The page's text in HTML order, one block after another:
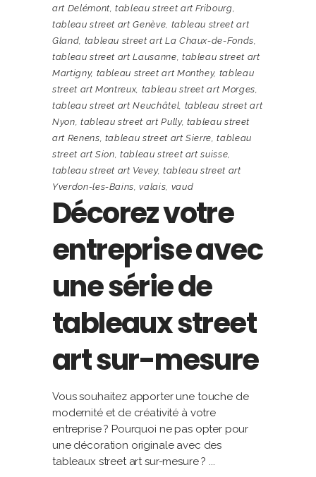
art Delémont,tableau street art Fribourg,
tableau street art Genève, tableau street art
Gland, tableau street art La Chaux-de-Fonds,
tableau street art Lausanne, tableau street art
Martigny, tableau street art Monthey, tableau
street art Montreux, tableau street art Morges,
tableau street art Neuchâtel, tableau street art
Nyon, tableau street art Pully, tableau street
art Renens, tableau street art Sierre,tableau
street art Sion,tableau street art suisse,
tableau street art Vevey, tableau street art
Yverdon-les-Bains,valais, vaud
Décorez votre
entreprise avec
une série de
tableaux street
art sur-mesure
Vous souhaitez apporter une touche de
modernité et de créativité à votre
entreprise ? Pourquoi ne pas opter pour
une décoration originale avec des
tableaux street art sur-mesure ?